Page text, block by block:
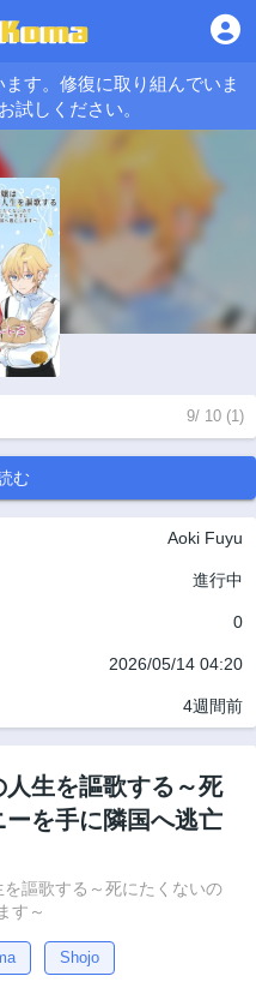
す。修復に取り組んでいま
試しください。
9/ 10 (1)
む
Aoki Fuyu
進行中
0
2026/05/14 04:20
4週間前
生を謳歌する～死
を手に隣国へ逃亡
謳歌する～死にたくないの
す～
Shojo